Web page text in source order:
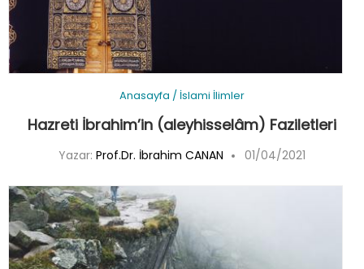
Anasayfa / İslami İlimler
Hazreti İbrahim’in (aleyhisselâm) Faziletleri
Yazar: Prof.Dr. İbrahim CANAN 01/04/2021